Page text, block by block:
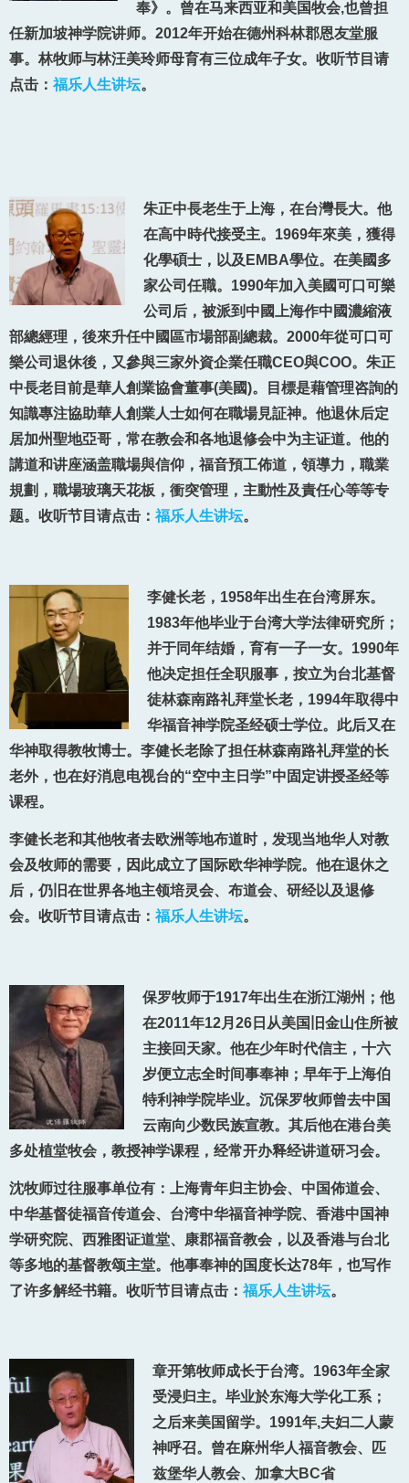
奉》。曾在马来西亚和美国牧会,也曾担
任新加坡神学院讲师。2012年开始在德州科林郡恩友堂服
事。林牧师与林汪美玲师母育有三位成年子女。收听节目请
点击： 福乐人生讲坛。
朱正中長老生于上海，在台灣長大。他
在高中時代接受主。1969年來美，獲得
化學碩士，以及EMBA學位。在美國多
家公司任職。1990年加入美國可口可樂
公司后，被派到中國上海作中國濃縮液
部總經理，後來升任中國區市場部副總裁。2000年從可口可
樂公司退休後，又參與三家外資企業任職CEO與COO。朱正
中長老目前是華人創業協會董事(美國)。目標是藉管理咨詢的
知識專注協助華人創業人士如何在職場見証神。他退休后定
居加州聖地亞哥，常在教会和各地退修会中为主证道。他的
講道和讲座涵盖職場與信仰，福音預工佈道，領導力，職業
規劃，職場玻璃天花板，衝突管理，主動性及責任心等等专
题。收听节目请点击： 福乐人生讲坛。
李健长老，1958年出生在台湾屏东。
1983年他毕业于台湾大学法律研究所；
并于同年结婚，育有一子一女。1990年
他决定担任全职服事，按立为台北基督
徒林森南路礼拜堂长老，1994年取得中
华福音神学院圣经硕士学位。此后又在
华神取得教牧博士。李健长老除了担任林森南路礼拜堂的长
老外，也在好消息电视台的“空中主日学”中固定讲授圣经等
课程。
李健长老和其他牧者去欧洲等地布道时，发现当地华人对教
会及牧师的需要，因此成立了国际欧华神学院。他在退休之
后，仍旧在世界各地主领培灵会、布道会、研经以及退修
会。收听节目请点击： 福乐人生讲坛。
保罗牧师于1917年出生在浙江湖州；他
在2011年12月26日从美国旧金山住所被
主接回天家。他在少年时代信主，十六
岁便立志全时间事奉神；早年于上海伯
特利神学院毕业。沉保罗牧师曾去中国
云南向少数民族宣教。其后他在港台美
多处植堂牧会，教授神学课程，经常开办释经讲道研习会。
沈牧师过往服事单位有：上海青年归主协会、中国佈道会、
中华基督徒福音传道会、台湾中华福音神学院、香港中国神
学研究院、西雅图证道堂、康郡福音教会，以及香港与台北
等多地的基督教颂主堂。他事奉神的国度长达78年，也写作
了许多解经书籍。收听节目请点击： 福乐人生讲坛。
章开第牧师成长于台湾。1963年全家
受浸归主。毕业於东海大学化工系；
之后来美国留学。1991年,夫妇二人蒙
神呼召。曾在麻州华人福音教会、匹
兹堡华人教会、加拿大BC省